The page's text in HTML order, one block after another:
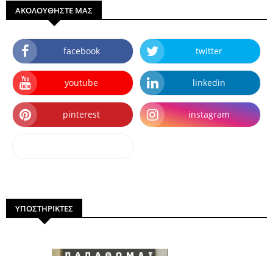
ΑΚΟΛΟΥΘΗΣΤΕ ΜΑΣ
facebook twitter
youtube linkedin
pinterest instagram
ΥΠΟΣΤΗΡΙΚΤΕΣ